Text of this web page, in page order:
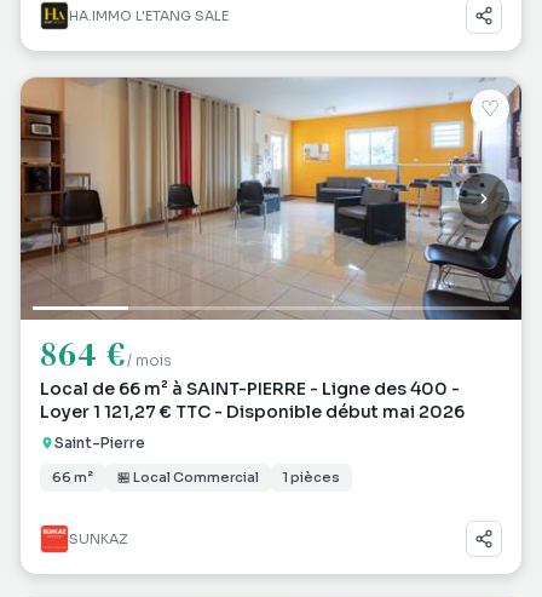
HA.IMMO L'ETANG SALE
♡
864 €/ mois
Local de 66 m² à SAINT-PIERRE - Ligne des 400 -
Loyer 1 121,27 € TTC - Disponible début mai 2026
Saint-Pierre
66 m² 🏪 Local Commercial 1 pièces
SUNKAZ